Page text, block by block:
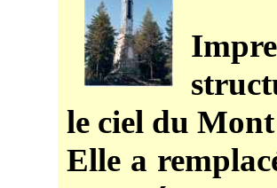
le ciel du
Elle a